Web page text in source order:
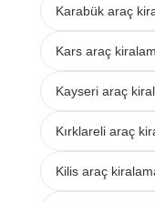
Karabük araç
Kars araç
Kayseri araç
Kırklareli araç
Kilis araç